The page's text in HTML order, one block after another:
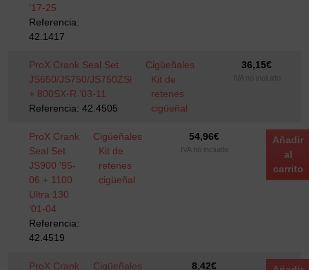
'17-25
Referencia:
42.1417
ProX Crank Seal Set
JS650/JS750/JS750ZSi
+ 800SX-R '03-11
Referencia: 42.4505
Cigüeñales
Kit de
retenes
cigüeñal
36,15€
IVA no incluido
ProX Crank
Seal Set
JS900 '95-
06 + 1100
Ultra 130
'01-04
Referencia:
42.4519
Cigüeñales
Kit de
retenes
cigüeñal
54,96€
IVA no incluido
Añadir
al
carrito
ProX Crank Cigüeñales 8,42€